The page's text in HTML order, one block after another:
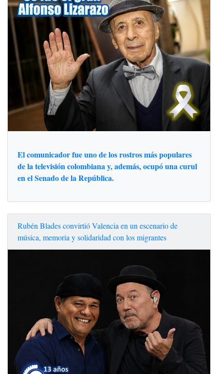
El comunicador fue uno de los rostros más populares
de la televisión colombiana y, además, ocupó una curul
en el Senado de la República.
Rubén Blades convirtió Valencia en un escenario de
música, memoria y solidaridad con los migrantes